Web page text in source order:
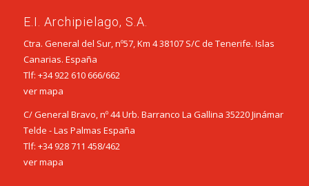
E.I. Archipielago, S.A.
Ctra. General del Sur, nº57, Km 4 38107 S/C de Tenerife. Islas
Canarias. España
Tlf: +34 922 610 666/662
ver mapa
C/ General Bravo, nº 44 Urb. Barranco La Gallina 35220 Jinámar
Telde - Las Palmas España
Tlf: +34 928 711 458/462
ver mapa